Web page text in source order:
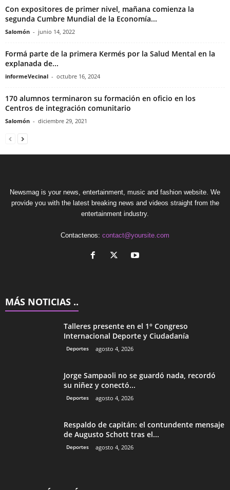
Con expositores de primer nivel, mañana comienza la
segunda Cumbre Mundial de la Economía...
Salomón - junio 14, 2022
Formá parte de la primera Kermés por la Salud Mental en la
explanada de...
informeVecinal - octubre 16, 2024
170 alumnos terminaron su formación en oficio en los
Centros de integración comunitario
Salomón - diciembre 29, 2021
Newsmag is your news, entertainment, music and fashion website. We
provide you with the latest breaking news and videos straight from the
entertainment industry.
Contactenos: contact@yoursite.com
MÁS NOTICIAS ..
Talleres presente en el 1° Congreso
Internacional Deporte y Ciudadanía
Deportes agosto 4, 2026
Jorge Sampaoli no se guardó nada, recordó
su niñez y conectó...
Deportes agosto 4, 2026
Respaldo de capitán: el contundente mensaje
de Augusto Schott tras el...
Deportes agosto 4, 2026